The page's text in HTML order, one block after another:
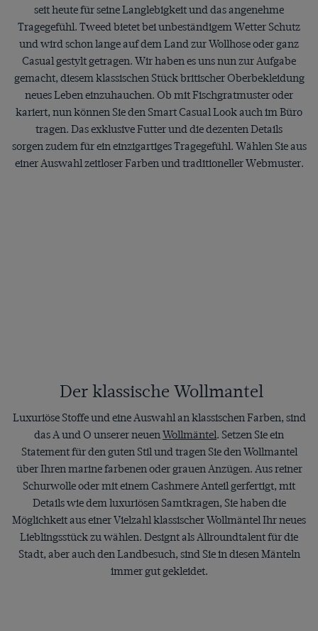
seit heute für seine Langlebigkeit und das angenehme
Tragegefühl. Tweed bietet bei unbeständigem Wetter Schutz
und wird schon lange auf dem Land zur Wollhose oder ganz
Casual gestylt getragen. Wir haben es uns nun zur Aufgabe
gemacht, diesem klassischen Stück britischer Oberbekleidung
neues Leben einzuhauchen. Ob mit Fischgratmuster oder
kariert, nun können Sie den Smart Casual Look auch im Büro
tragen. Das exklusive Futter und die dezenten Details
sorgen zudem für ein einzigartiges Tragegefühl. Wählen Sie aus
einer Auswahl zeitloser Farben und traditioneller Webmuster.
Der klassische Wollmantel
Luxuriöse Stoffe und eine Auswahl an klassischen Farben, sind
das A und O unserer neuenWollmäntel. Setzen Sie ein
Statement für den guten Stil und tragen Sie den Wollmantel
über Ihren marine farbenen oder grauen Anzügen. Aus reiner
Schurwolle oder mit einem Cashmere Anteil gerfertigt, mit
Details wie dem luxuriösen Samtkragen, Sie haben die
Möglichkeit aus einer Vielzahl klassischer Wollmäntel Ihr neues
Lieblingsstück zu wählen. Designt als Allroundtalent für die
Stadt, aber auch den Landbesuch, sind Sie in diesen Mänteln
immer gut gekleidet.